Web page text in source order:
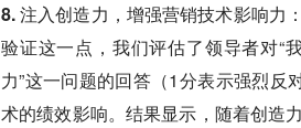
8. 注入创造力，增强营销技术影响力：
验证这一点，我们评估了领导者对“
力”这一问题的回答（1分表示强烈
术的绩效影响。结果显示，随着创造